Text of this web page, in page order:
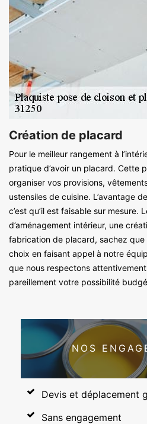
Création de placard
Pour le meilleur rangement à
pratique d’avoir un placard. Cette
organiser vos provisions,
ustensiles de cuisine. L’avantage
c’est qu’il est faisable sur mesure.
d’aménagement intérieur, une
fabrication de placard, sachez
choix en faisant appel à notre
que nous respectons
pareillement votre possibilité
NOS
Devis et déplacement
Sans engagement